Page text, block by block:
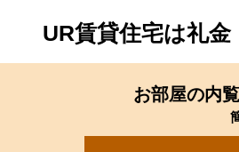
UR賃貸住宅は礼
お部屋の内